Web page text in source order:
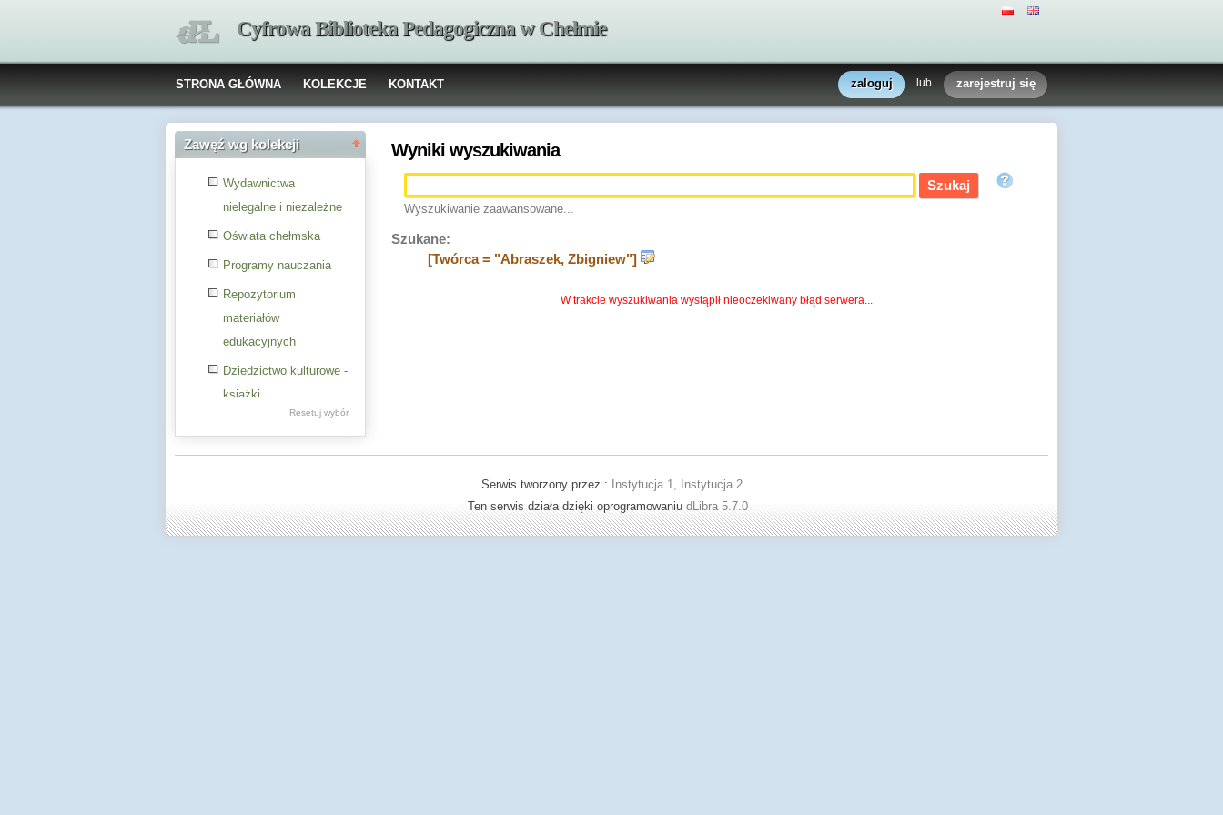
Cyfrowa Biblioteka Pedagogiczna w Chełmie
STRONA GŁÓWNA KOLEKCJE KONTAKT zaloguj lub zarejestruj się
Zawęź wg kolekcji
Wydawnictwa
nielegalne i niezależne
Oświata chełmska
Programy nauczania
Repozytorium
materiałów
edukacyjnych
Dziedzictwo kulturowe -
książki
Resetuj wybór
Wyniki wyszukiwania
Wyszukiwanie zaawansowane...
Szukane:
[Twórca = "Abraszek, Zbigniew"]
W trakcie wyszukiwania wystąpił nieoczekiwany błąd serwera...
Serwis tworzony przez :
Instytucja 1, Instytucja 2
Ten serwis działa dzięki oprogramowaniu dLibra 5.7.0